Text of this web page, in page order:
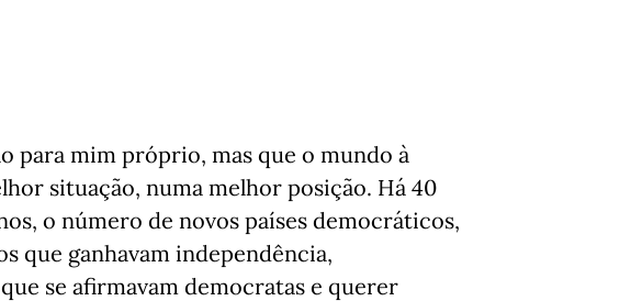
para mim próprio, mas que o mundo à
situação, numa melhor posição. Há 40
o número de novos países democráticos,
que ganhavam independência,
se afirmavam democratas e querer